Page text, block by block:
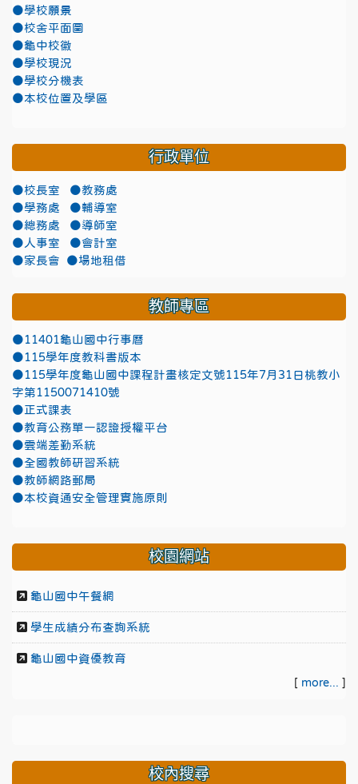
●學校願景
●校舍平面圖
●龜中校徽
●學校現況
●學校分機表
●本校位置及學區
行政單位
●校長室
●教務處
●學務處
●輔導室
●總務處
●導師室
●人事室
●會計室
●家長會
●場地租借
教師專區
●11401龜山國中行事曆
●115學年度教科書版本
●115學年度龜山國中課程計畫核定文號115年7月31日桃教小
字第1150071410號
●正式課表
●教育公務單一認證授權平台
●雲端差勤系統
●全國教師研習系統
●教師網路郵局
●本校資通安全管理實施原則
校園網站
龜山國中午餐網
學生成績分布查詢系統
龜山國中資優教育
[ more... ]
校內搜尋